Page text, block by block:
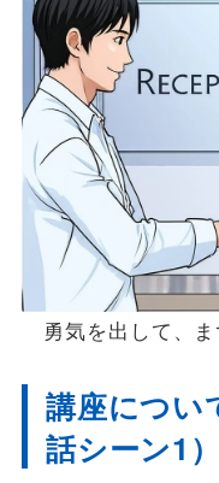
勇気を出して、
講座につい
話シーン1）